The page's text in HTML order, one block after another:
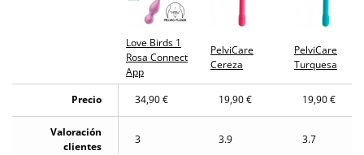
Love Birds 1
Rosa Connect
App
PelviCare
Cereza
PelviCare
Turquesa
Precio 34,90 € 19,90 € 19,90 €
Valoración
clientes
3 3.9 3.7